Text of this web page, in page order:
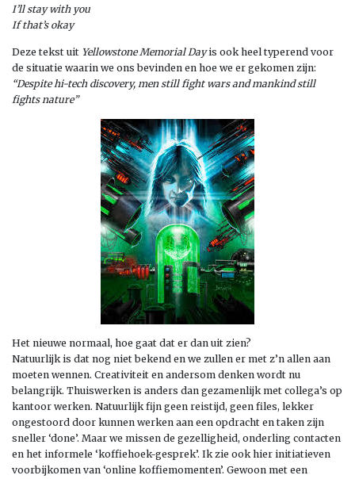
I’ll stay with you
If that’s okay
Deze tekst uit Yellowstone Memorial Dayis ook heel typerend voor
de situatie waarin we ons bevinden en hoe we er gekomen zijn:
“Despite hi-tech discovery, men still fight wars and mankind still
fights nature”
Het nieuwe normaal, hoe gaat dat er dan uit zien?
Natuurlijk is dat nog niet bekend en we zullen er met z’n allen aan
moeten wennen. Creativiteit en andersom denken wordt nu
belangrijk. Thuiswerken is anders dan gezamenlijk met collega’s op
kantoor werken. Natuurlijk fijn geen reistijd, geen files, lekker
ongestoord door kunnen werken aan een opdracht en taken zijn
sneller ‘done’. Maar we missen de gezelligheid, onderling contacten
en het informele ‘koffiehoek-gesprek’. Ik zie ook hier initiatieven
voorbijkomen van ‘online koffiemomenten’. Gewoon met een